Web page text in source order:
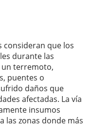
consideran que los
durante las
un terremoto,
puentes o
daños que
afectadas. La vía
insumos
las zonas donde más